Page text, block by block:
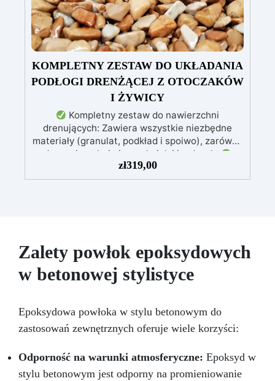
KOMPLETNY ZESTAW DO UKŁADANIA
PODŁOGI DRENŻĄCEJ Z OTOCZAKÓW
I ŻYWICY
Kompletny zestaw do nawierzchni
drenujących: Zawiera wszystkie niezbędne
materiały (granulat, podkład i spoiwo), zarówno
do powierzchni pieszych, jak i jezdnych.
Łatwy w aplikacji: Szczegółowe instrukcje
zapewniają doskonałe rezultaty, nawet bez
naprawczych, w zaledwie 24 godziny.
Wszechstronny i personalizowany: Nadaje się
do betonu, cementu, starych nawierzchni i
ziemi utwardzonej (po wcześniejszej
czasu: Nowoczesne żywice gwarantują
odporność na ścieranie i stabilność koloru
przez wiele lat.
zł319,00
Zalety powłok epoksydowych
w betonowej stylistyce
Epoksydowa powłoka w stylu betonowym do
zastosowań zewnętrznych oferuje wiele korzyści:
Odporność na warunki atmosferyczne: Epoksyd w
stylu betonowym jest odporny na promieniowanie